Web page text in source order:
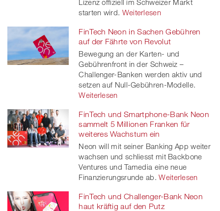
starten wird. Weiterlesen
FinTech Neon in Sachen Gebühren
auf der Fährte von Revolut
Bewegung an der Karten- und
Gebührenfront in der Schweiz –
Challenger-Banken werden aktiv und
setzen auf Null-Gebühren-Modelle.
Weiterlesen
FinTech und Smartphone-Bank Neon
sammelt 5 Millionen Franken für
weiteres Wachstum ein
Neon will mit seiner Banking App weiter
wachsen und schliesst mit Backbone
Ventures und Tamedia eine neue
Finanzierungsrunde ab. Weiterlesen
FinTech und Challenger-Bank Neon
haut kräftig auf den Putz